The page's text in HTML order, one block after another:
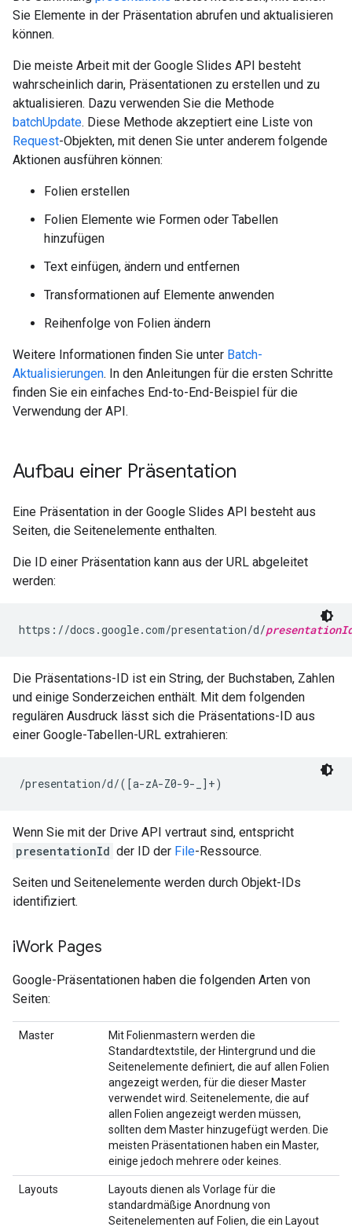
Sie Elemente in der Präsentation abrufen und aktualisieren
können.
Die meiste Arbeit mit der Google Slides API besteht
wahrscheinlich darin, Präsentationen zu erstellen und zu
aktualisieren. Dazu verwenden Sie die Methode
batchUpdate. Diese Methode akzeptiert eine Liste von
Request-Objekten, mit denen Sie unter anderem folgende
Aktionen ausführen können:
Folien erstellen
Folien Elemente wie Formen oder Tabellen
hinzufügen
Text einfügen, ändern und entfernen
Transformationen auf Elemente anwenden
Reihenfolge von Folien ändern
Weitere Informationen finden Sie unter Batch-
Aktualisierungen. In den Anleitungen für die ersten Schritte
finden Sie ein einfaches End-to-End-Beispiel für die
Verwendung der API.
Aufbau einer Präsentation
Eine Präsentation in der Google Slides API besteht aus
Seiten, die Seitenelemente enthalten.
Die ID einer Präsentation kann aus der URL abgeleitet
werden:
https://docs.google.com/presentation/d/
Die Präsentations-ID ist ein String, der Buchstaben, Zahlen
und einige Sonderzeichen enthält. Mit dem folgenden
regulären Ausdruck lässt sich die Präsentations-ID aus
einer Google-Tabellen-URL extrahieren:
/presentation/d/([a-zA-Z0-9-_]+)
Wenn Sie mit der Drive API vertraut sind, entspricht
presentationId der ID der File-Ressource.
Seiten und Seitenelemente werden durch Objekt-IDs
identifiziert.
iWork Pages
Google-Präsentationen haben die folgenden Arten von
Seiten:
Master
Mit Folienmastern werden die
Standardtextstile, der Hintergrund und die
Seitenelemente definiert, die auf allen Folien
angezeigt werden, für die dieser Master
verwendet wird. Seitenelemente, die auf
allen Folien angezeigt werden müssen,
sollten dem Master hinzugefügt werden. Die
meisten Präsentationen haben ein Master,
einige jedoch mehrere oder keines.
Layouts
Layouts dienen als Vorlage für die
standardmäßige Anordnung von
Seitenelementen auf Folien, die ein Layout